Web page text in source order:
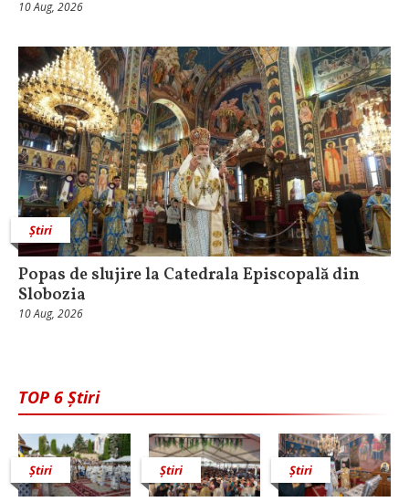
10 Aug, 2026
Știri
Popas de slujire la Catedrala Episcopală din
Slobozia
10 Aug, 2026
TOP 6 Știri
Știri Știri Știri